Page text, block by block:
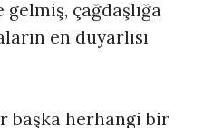
çağdaşlığa
en duyarlısı
başka herhangi bir